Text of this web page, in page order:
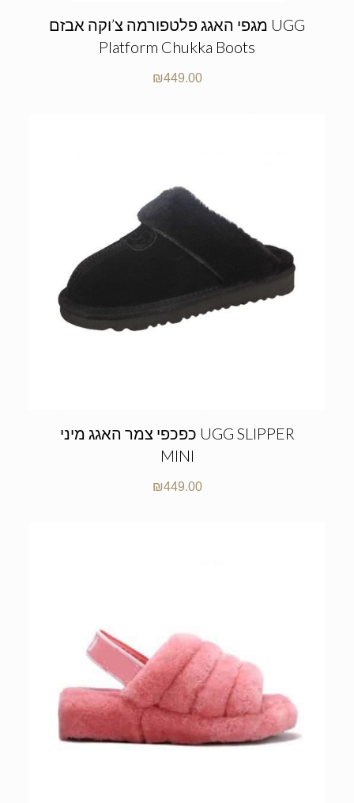
מגפי האגג פלטפורמה צ’וקה אבזם UGG
Platform Chukka Boots
₪449.00
כפכפי צמר האגג מיני UGG SLIPPER
MINI
₪449.00